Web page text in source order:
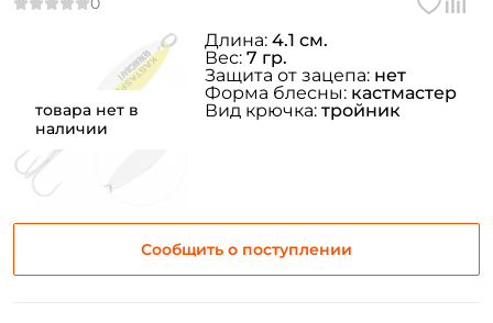
товара нет в
наличии
Сообщить о поступлении
Длина: 4.1 см.
Вес: 7 гр.
Защита от зацепа: нет
Форма блесны: кастмастер
Вид крючка: тройник